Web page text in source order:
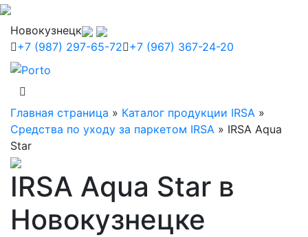
Новокузнецк
+7 (987) 297-65-72 +7 (967) 367-24-20
Главная страница » Каталог продукции IRSA »
Средства по уходу за паркетом IRSA » IRSA Aqua
Star
IRSA Aqua Star в
Новокузнецке